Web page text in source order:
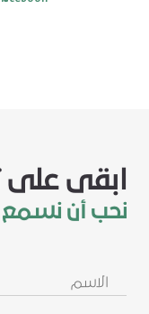
ابقى على
نحب أن
الاسم